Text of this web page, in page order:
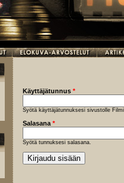
Käyttäjätunnus *
Syötä käyttäjätunnuksesi sivustolle
Salasana *
Syötä tunnuksesi salasana.